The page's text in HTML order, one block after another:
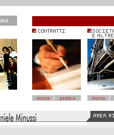
teoria pratica teoria